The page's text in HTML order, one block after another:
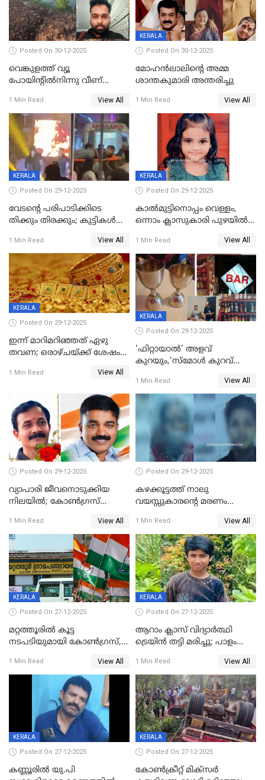
Posted On 30-12-2025
വെങ്കുളത്ത് വ്യൂ
പോയിന്റിൽനിന്നു വീണ്
1 Min Read View All
KERALA
Posted On 30-12-2025
മോഹന്‍ലാലിന്‍റെ അമ്മ
ശാന്തകുമാരി അന്തരിച്ചു
1 Min Read View All
KERALA
Posted On 29-12-2025
വേടന്റെ പരിപാടിക്കിടെ
തിക്കും തിരക്കും; കുട്ടികള്‍
പരിക്ക്; പാളം മറികടന്ന
യുവാവ് ട്രെയിന്‍ തട്ടി മരിച്ചു
1 Min Read View All
KERALA
Posted On 29-12-2025
കാൽമുട്ടിനൊപ്പം വെള്ളം,
ഒന്നാം ക്ലാസുകാരി പുഴയിൽ
കുട്ടികൾക്കൊപ്പം
കളിക്കുന്നതിനിടെ
1 Min Read View All
KERALA
Posted On 29-12-2025
ഇന്ന് മാറിമറിഞ്ഞത് ഏഴു
തവണ; ഒരാഴ്ചയ്ക്ക് ശേഷം
1 Min Read View All
KERALA
Posted On 29-12-2025
'ഫിറ്റായാൽ' അളവ്
കുറയും,'സ്‌മോൾ കുറവ്
പിഴ
1 Min Read View All
Posted On 29-12-2025
വ്യാപാരി ജീവനൊടുക്കിയ
നിലയില്‍; കോണ്‍ഗ്രസ്
മാനസികപീഡനമെന്ന് കുറിപ്പ്
1 Min Read View All
Posted On 29-12-2025
കഴക്കൂട്ടത്ത് നാലു
വയസ്സുകാരന്റെ മരണം
സുഹൃത്തും പൊലീസ്
കസ്റ്റഡിയിൽ
1 Min Read View All
KERALA
Posted On 27-12-2025
മറ്റത്തൂരിൽ കൂട്ട
നടപടിയുമായി കോണ്‍ഗ്രസ്,
എട്ട് പേര്‍ ഉള്‍പ്പെടെ
പത്തുപേരെ പുറത്താക്കി,
ചൊവ്വന്നൂരിലും നടപടി
1 Min Read View All
KERALA
Posted On 27-12-2025
ആറാം ക്ലാസ് വിദ്യാർത്ഥി
ട്രെയിൻ തട്ടി മരിച്ചു; പാളം
അപകടം മലപ്പുറത്ത്
1 Min Read View All
KERALA
Posted On 27-12-2025
കണ്ണൂരിൽ യു.പി
KERALA
Posted On 27-12-2025
കോണ്‍ക്രീറ്റ് മിക്‌സര്‍